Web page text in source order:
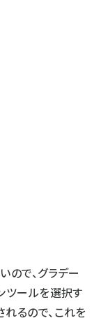
ので、グラデー
ツールを選択す
るので、これを